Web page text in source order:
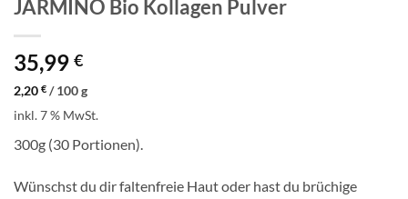
JARMINO Bio Kollagen Pulver
35,99 €
2,20 € /100g
inkl. 7 % MwSt.
300g (30 Portionen).
Wünschst du dir faltenfreie Haut oder hast du brüchige